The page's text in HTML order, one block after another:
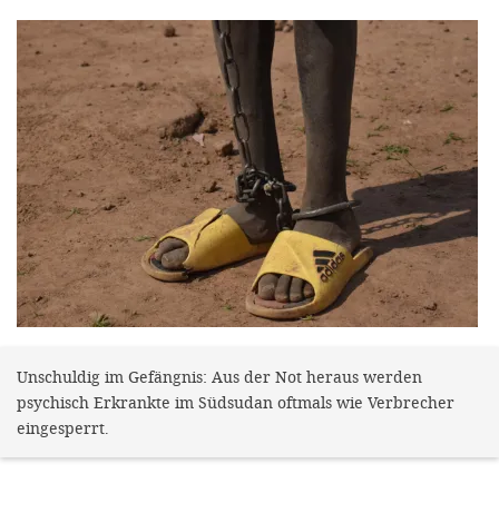
Unschuldig im Gefängnis: Aus der Not heraus werden
psychisch Erkrankte im Südsudan oftmals wie Verbrecher
eingesperrt.
efficient,
the best
gain new
for our
accept
cookies
optional
can
in the